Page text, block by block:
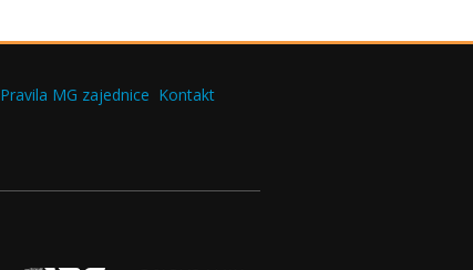
Pravila MG zajednice Kontakt